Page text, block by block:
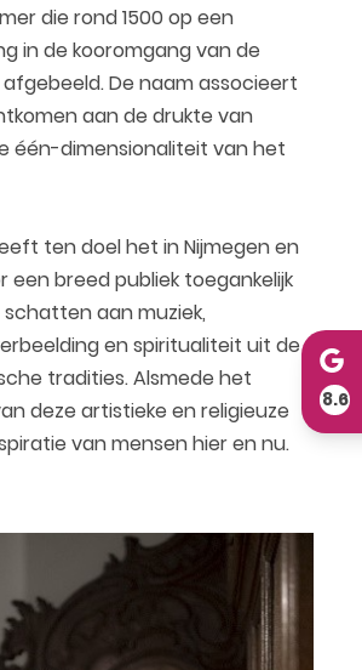
die rond 1500 op een
in de kooromgang van de
afgebeeld. De naam associeert
aan de drukte van
één-dimensionaliteit van het
ten doel het in Nijmegen en
een breed publiek toegankelijk
aan muziek,
en spiritualiteit uit de
tradities. Alsmede het
deze artistieke en religieuze
van mensen hier en nu.
8.6